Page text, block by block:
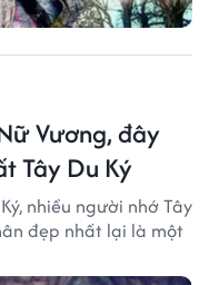
Vương, đây
Tây Du Ký
nhiều người nhớ Tây
đẹp nhất lại là một